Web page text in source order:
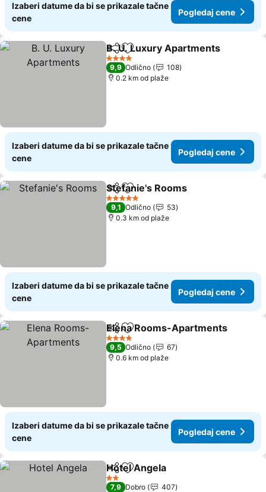
Izaberi datume da bi se prikazale tačne
cene
Pogledaj cene
Deli Dodati u favorite
B. U. Luxury Apartments
4 Zvezdice
9,9 Odlično
108
0.2 km od plaže
Izaberi datume da bi se prikazale tačne
cene
Pogledaj cene
Deli Dodati u favorite
Stefanie's Rooms
5 Zvezdice
9,1 Odlično
53
0.3 km od plaže
Izaberi datume da bi se prikazale tačne
cene
Pogledaj cene
Deli Dodati u favorite
Elena Rooms-Apartments
4 Zvezdice
9,5 Odlično
67
0.6 km od plaže
Izaberi datume da bi se prikazale tačne
cene
Pogledaj cene
Deli Dodati u favorite
Hotel Angela
2 Zvezdice
7,9 Dobro
407